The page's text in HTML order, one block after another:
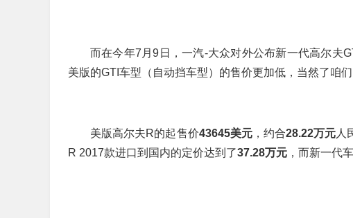
而在今年7月9日，一汽-大众对外公布新一代高尔夫
美版的GTI车型（自动挡车型）的售价更加低，当然了咱
美版高尔夫R的起售价43645美元，约合28.22万元 人
R 2017款进口到国内的定价达到了37.28万元 ，而新一代